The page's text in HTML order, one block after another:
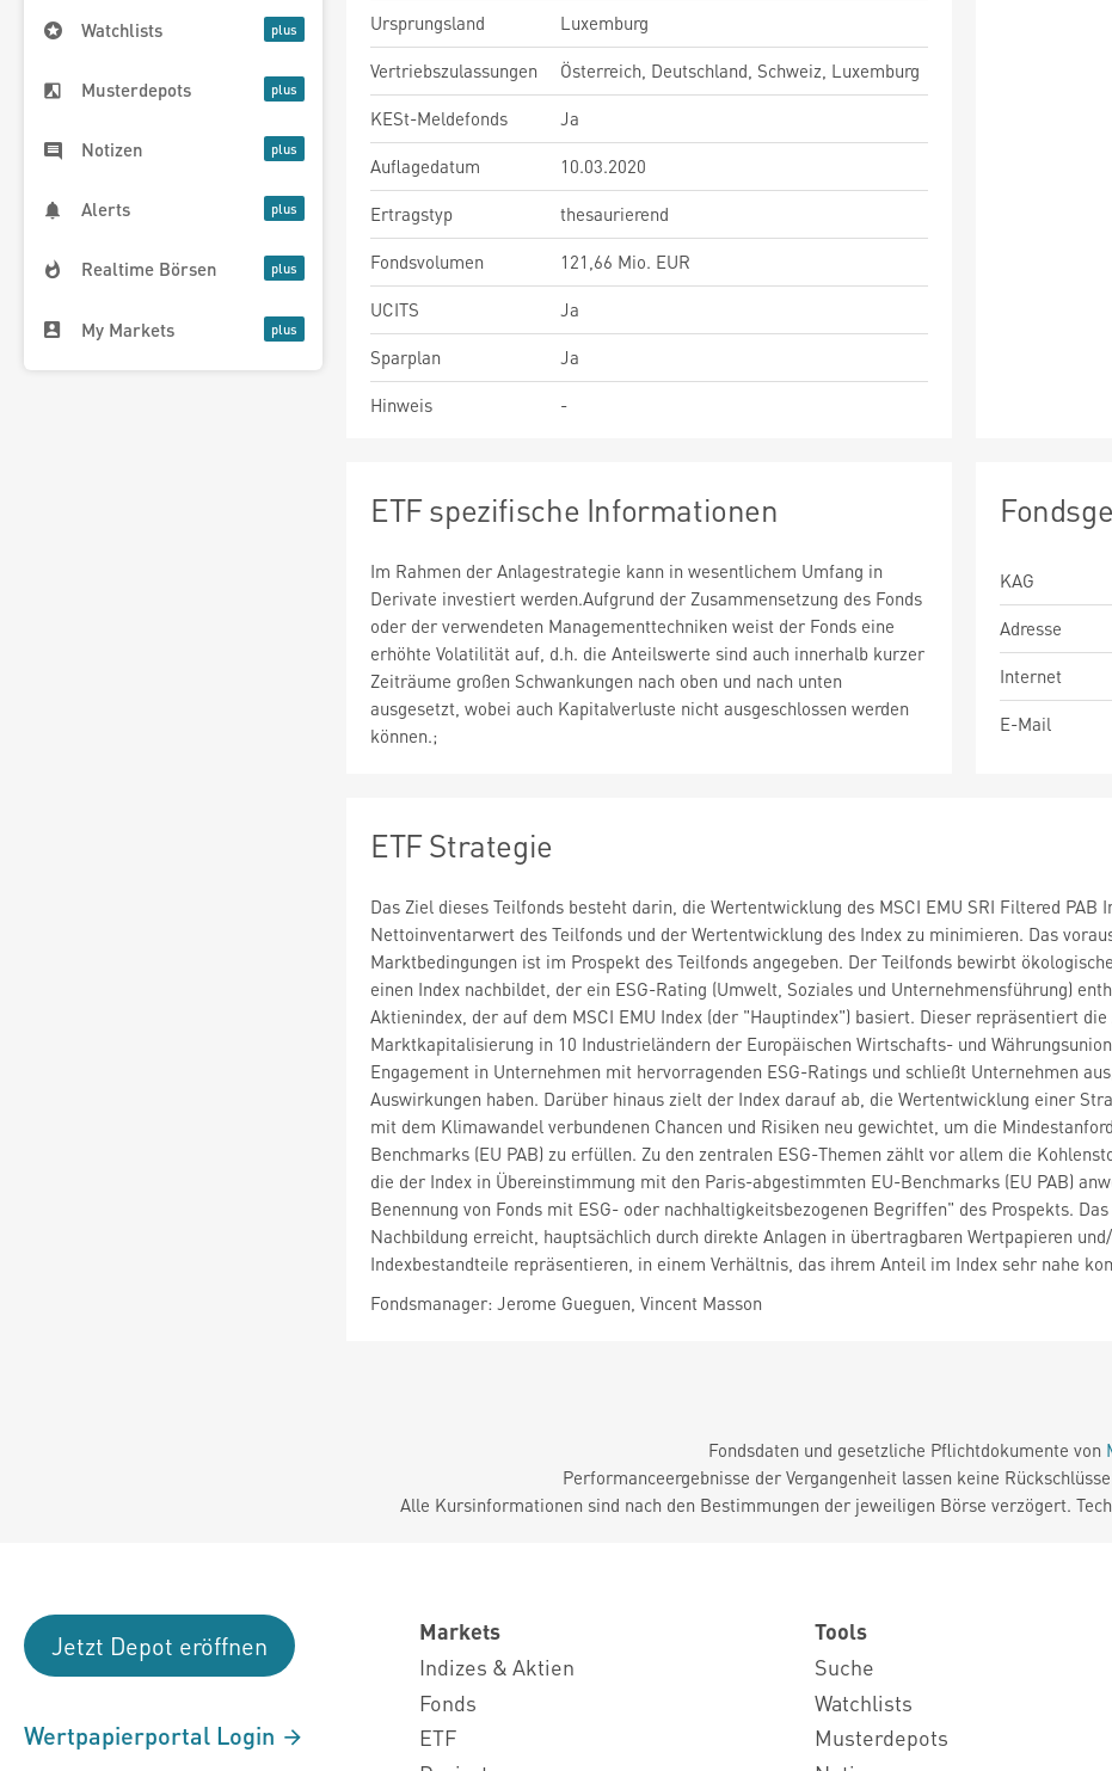
Watchlists
Musterdepots
Notizen
Alerts
Realtime Börsen
My Markets
Ursprungsland
Luxemburg
Vertriebszulassungen
Österreich, Deutschland, Schweiz, Luxemburg
KESt-Meldefonds
Ja
Auflagedatum
10.03.2020
Ertragstyp
thesaurierend
Fondsvolumen
121,66 Mio. EUR
UCITS
Ja
Sparplan
Ja
Hinweis
-
ETF spezifische Informationen
Im Rahmen der Anlagestrategie kann in wesentlichem Umfang in
Derivate investiert werden.Aufgrund der Zusammensetzung des Fonds
oder der verwendeten Managementtechniken weist der Fonds eine
erhöhte Volatilität auf, d.h. die Anteilswerte sind auch innerhalb kurzer
Zeiträume großen Schwankungen nach oben und nach unten
ausgesetzt, wobei auch Kapitalverluste nicht ausgeschlossen werden
können.;
KAG
Adresse
Internet
E-Mail
ETF Strategie
Das Ziel dieses Teilfonds besteht darin, die Wertentwicklung des MSCI EMU SRI Filtered
Nettoinventarwert des Teilfonds und der Wertentwicklung des Index zu minimieren. Das
Marktbedingungen ist im Prospekt des Teilfonds angegeben. Der Teilfonds bewirbt
einen Index nachbildet, der ein ESG-Rating (Umwelt, Soziales und Unternehmensführung)
Aktienindex, der auf dem MSCI EMU Index (der "Hauptindex") basiert. Dieser repräsentiert
Marktkapitalisierung in 10 Industrieländern der Europäischen Wirtschafts- und
Engagement in Unternehmen mit hervorragenden ESG-Ratings und schließt Unternehmen
Auswirkungen haben. Darüber hinaus zielt der Index darauf ab, die Wertentwicklung einer
mit dem Klimawandel verbundenen Chancen und Risiken neu gewichtet, um die
Benchmarks (EU PAB) zu erfüllen. Zu den zentralen ESG-Themen zählt vor allem die
die der Index in Übereinstimmung mit den Paris-abgestimmten EU-Benchmarks (EU PAB)
Benennung von Fonds mit ESG- oder nachhaltigkeitsbezogenen Begriffen" des Prospekts.
Nachbildung erreicht, hauptsächlich durch direkte Anlagen in übertragbaren Wertpapieren
Indexbestandteile repräsentieren, in einem Verhältnis, das ihrem Anteil im Index sehr nahe
Fondsmanager: Jerome Gueguen, Vincent Masson
Fondsdaten und gesetzliche Pflichtdokumente von
Performanceergebnisse der Vergangenheit lassen keine
Alle Kursinformationen sind nach den Bestimmungen der jeweiligen Börse verzögert.
Jetzt Depot eröffnen
Wertpapierportal Login
Markets
Indizes & Aktien
Fonds
ETF
Tools
Suche
Watchlists
Musterdepots